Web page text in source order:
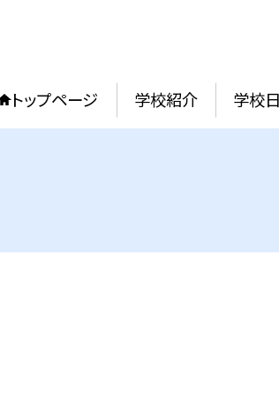
トップページ 学校紹介 学校